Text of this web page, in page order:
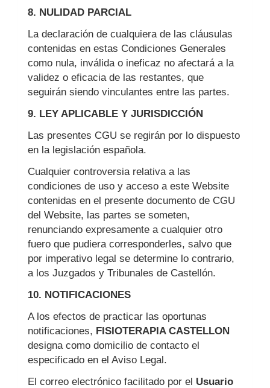
8. NULIDAD PARCIAL
La declaración de cualquiera de las cláusulas
contenidas en estas Condiciones Generales
como nula, inválida o ineficaz no afectará a la
validez o eficacia de las restantes, que
seguirán siendo vinculantes entre las partes.
9. LEY APLICABLE Y JURISDICCIÓN
Las presentes CGU se regirán por lo dispuesto
en la legislación española.
Cualquier controversia relativa a las
condiciones de uso y acceso a este Website
contenidas en el presente documento de CGU
del Website, las partes se someten,
renunciando expresamente a cualquier otro
fuero que pudiera corresponderles, salvo que
por imperativo legal se determine lo contrario,
a los Juzgados y Tribunales de Castellón.
10. NOTIFICACIONES
A los efectos de practicar las oportunas
notificaciones, FISIOTERAPIA CASTELLON
designa como domicilio de contacto el
especificado en el Aviso Legal.
El correo electrónico facilitado por el Usuario